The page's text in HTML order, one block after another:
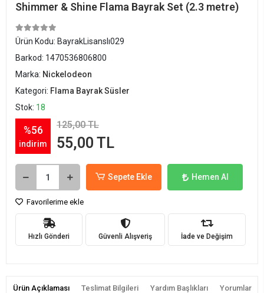
Shimmer & Shine Flama Bayrak Set (2.3 metre)
Ürün Kodu: BayrakLisanslı029
Barkod: 1470536806800
Marka: Nickelodeon
Kategori: Flama Bayrak Süsler
Stok: 18
%56
indirim
125,00 TL
55,00 TL
Sepete Ekle Hemen Al
Favorilerime ekle
Hızlı Gönderi Güvenli Alışveriş İade ve Değişim
Ürün Açıklaması Teslimat Bilgileri Yardım Başlıkları Yorumlar